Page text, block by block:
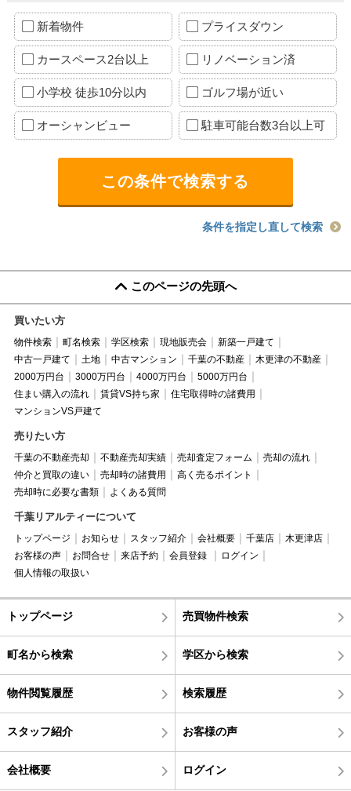
新着物件 プライスダウン
カースペース2台以上 リノベーション済
小学校 徒歩10分以内 ゴルフ場が近い
オーシャンビュー 駐車可能台数3台以上可
条件を指定し直して検索
このページの先頭へ
買いたい方
物件検索 町名検索 学区検索 現地販売会
新築一戸建て
中古一戸建て
土地 中古マンション 千葉の不動産
木更津の不動産
2000万円台
3000万円台 4000万円台
5000万円台
住まい購入の流れ
賃貸VS持ち家
住宅取得時の諸費用
マンションVS戸建て
売りたい方
千葉の不動産売却 不動産売却実績 売却査定フォーム
売却の流れ
仲介と買取の違い
売却時の諸費用
高く売るポイント
売却時に必要な書類
よくある質問
千葉リアルティーについて
トップページ お知らせ スタッフ紹介 会社概要 千葉店
木更津店
お客様の声
お問合せ 来店予約 会員登録
ログイン
個人情報の取扱い
トップページ 売買物件検索
町名から検索 学区から検索
物件閲覧履歴 検索履歴
スタッフ紹介 お客様の声
会社概要 ログイン